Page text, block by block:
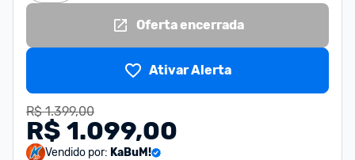
Oferta encerrada
Ativar Alerta
R$ 1.399,00
R$ 1.099,00
Vendido por: KaBuM!